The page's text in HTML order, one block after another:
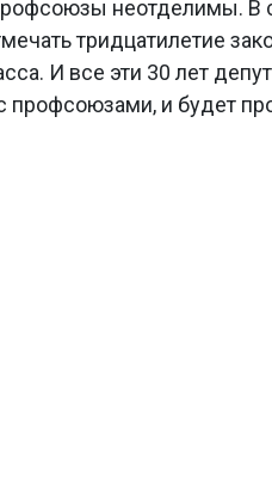
неотделимы.
тридцатилетие
И все эти 30 лет
профсоюзами, и будет